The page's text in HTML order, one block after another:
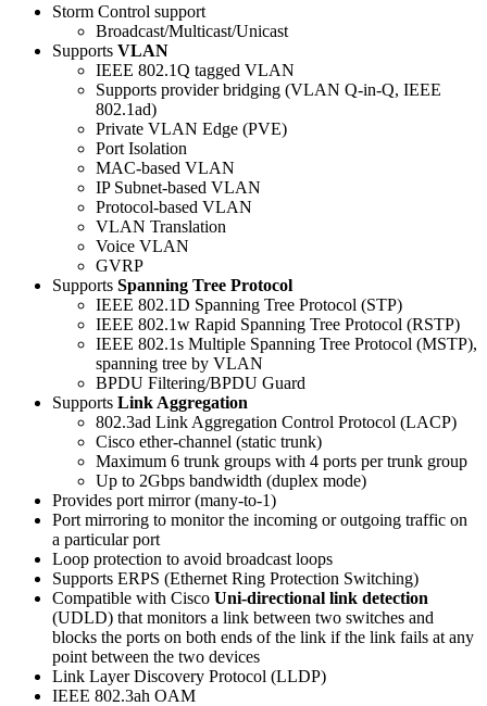
Storm Control support
Broadcast/Multicast/Unicast
Supports VLAN
IEEE 802.1Q tagged VLAN
Supports provider bridging (VLAN Q-in-Q, IEEE
802.1ad)
Private VLAN Edge (PVE)
Port Isolation
MAC-based VLAN
IP Subnet-based VLAN
Protocol-based VLAN
VLAN Translation
Voice VLAN
GVRP
Supports Spanning Tree Protocol
IEEE 802.1D Spanning Tree Protocol (STP)
IEEE 802.1w Rapid Spanning Tree Protocol (RSTP)
IEEE 802.1s Multiple Spanning Tree Protocol (MSTP),
spanning tree by VLAN
BPDU Filtering/BPDU Guard
Supports Link Aggregation
802.3ad Link Aggregation Control Protocol (LACP)
Cisco ether-channel (static trunk)
Maximum 6 trunk groups with 4 ports per trunk group
Up to 2Gbps bandwidth (duplex mode)
Provides port mirror (many-to-1)
Port mirroring to monitor the incoming or outgoing traffic on
a particular port
Loop protection to avoid broadcast loops
Supports ERPS (Ethernet Ring Protection Switching)
Compatible with Cisco Uni-directional link detection
(UDLD) that monitors a link between two switches and
blocks the ports on both ends of the link if the link fails at any
point between the two devices
Link Layer Discovery Protocol (LLDP)
IEEE 802.3ah OAM